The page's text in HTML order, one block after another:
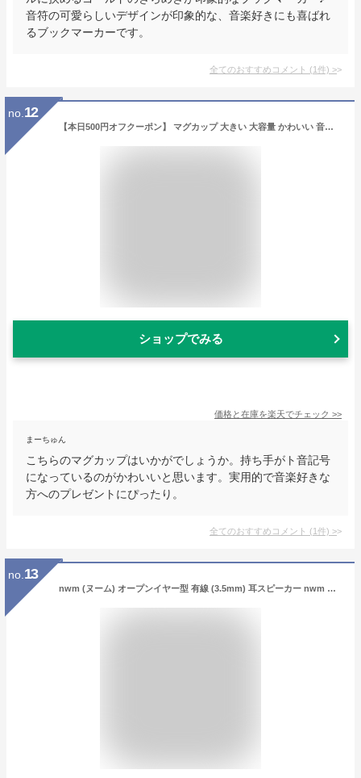
音符の可愛らしいデザインが印象的な、音楽好きにも喜ばれ
るブックマーカーです。
全てのおすすめコメント (1件) >
no. 12
【本日500円オフクーポン】 マグカップ 大きい 大容量 かわいい 音楽 雑貨 プレゼント ギフト 音楽雑貨 ピアノ バイオリン ギター お祝い アメリカン サイズ おしゃれ 安い 400ml ト音記号 ミュージック 送料無料 カップ td
ショップでみる
価格と在庫を楽天でチェック >>
まーちゅん
こちらのマグカップはいかがでしょうか。持ち手がト音記号
になっているのがかわいいと思います。実用的で音楽好きな
方へのプレゼントにぴったり。
全てのおすすめコメント (1件) >
no. 13
nwm (ヌーム) オープンイヤー型 有線 (3.5mm) 耳スピーカー nwm WIRED | 耳をふさがない イヤホン 耳スピ NTT sonority